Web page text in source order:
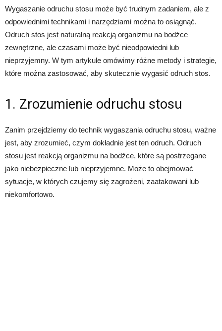
Wygaszanie odruchu stosu może być trudnym zadaniem, ale z
odpowiednimi technikami i narzędziami można to osiągnąć.
Odruch stos jest naturalną reakcją organizmu na bodźce
zewnętrzne, ale czasami może być nieodpowiedni lub
nieprzyjemny. W tym artykule omówimy różne metody i strategie,
które można zastosować, aby skutecznie wygasić odruch stos.
1. Zrozumienie odruchu stosu
Zanim przejdziemy do technik wygaszania odruchu stosu, ważne
jest, aby zrozumieć, czym dokładnie jest ten odruch. Odruch
stosu jest reakcją organizmu na bodźce, które są postrzegane
jako niebezpieczne lub nieprzyjemne. Może to obejmować
sytuacje, w których czujemy się zagrożeni, zaatakowani lub
niekomfortowo.